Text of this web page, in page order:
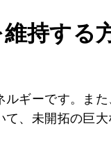
持する
ギーです。また
て、未開拓の巨大